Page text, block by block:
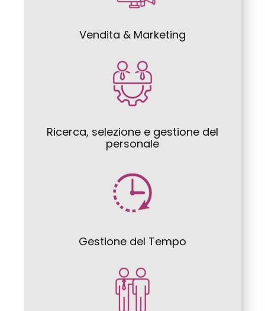
Vendita & Marketing
Ricerca, selezione e gestione del
personale
Gestione del Tempo